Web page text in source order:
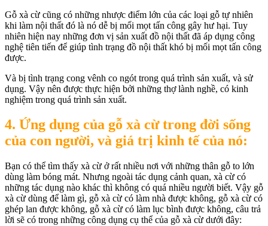
Gỗ xà cừ cũng có những nhược điểm lớn của các loại gỗ tự nhiên
khi làm nội thất đó là nó dễ bị mối mọt tấn công gây hư hại. Tuy
nhiên hiện nay những đơn vị sản xuất đồ nội thất đã áp dụng công
nghệ tiên tiến để giúp tình trạng đồ nội thất khó bị mối mọt tấn công
được.
Và bị tình trạng cong vênh co ngót trong quá trình sản xuất, và sử
dụng. Vậy nên được thực hiện bởi những thợ lành nghề, có kinh
nghiệm trong quá trình sản xuất.
4. Ứng dụng của gỗ xà cừ trong đời sống
của con người, và giá trị kinh tế của nó:
Bạn có thể tìm thấy xà cừ ở rất nhiều nơi với những thân gỗ to lớn
dùng làm bóng mát. Nhưng ngoài tác dụng cảnh quan, xà cừ có
những tác dụng nào khác thì không có quá nhiều người biết. Vậy gỗ
xà cừ dùng để làm gì, gỗ xà cừ có làm nhà được không, gỗ xà cừ có
ghép lan được không, gỗ xà cừ có làm lục bình được không, câu trả
lời sẽ có trong những công dụng cụ thể của gỗ xà cừ dưới đây: